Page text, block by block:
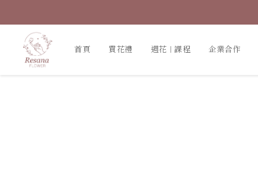
首頁 買花禮 週花｜課程 企業合作